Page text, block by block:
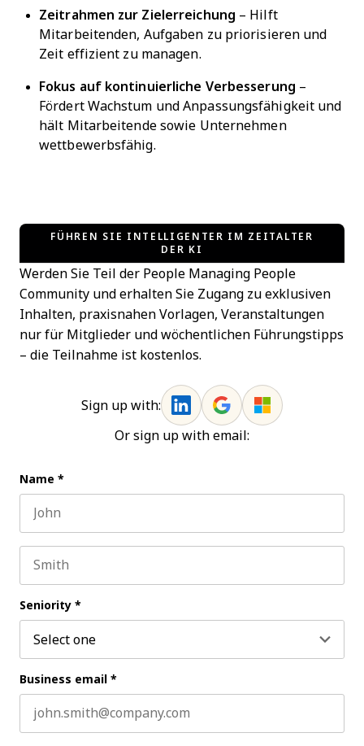
Zeitrahmen zur Zielerreichung – Hilft
Mitarbeitenden, Aufgaben zu priorisieren und
Zeit effizient zu managen.
Fokus auf kontinuierliche Verbesserung –
Fördert Wachstum und Anpassungsfähigkeit und
hält Mitarbeitende sowie Unternehmen
wettbewerbsfähig.
FÜHREN SIE INTELLIGENTER IM ZEITALTER
DER KI
Werden Sie Teil der People Managing People
Community und erhalten Sie Zugang zu exklusiven
Inhalten, praxisnahen Vorlagen, Veranstaltungen
nur für Mitglieder und wöchentlichen Führungstipps
– die Teilnahme ist kostenlos.
Sign up with:
Or sign up with email:
Name *
Seniority *
Business email *